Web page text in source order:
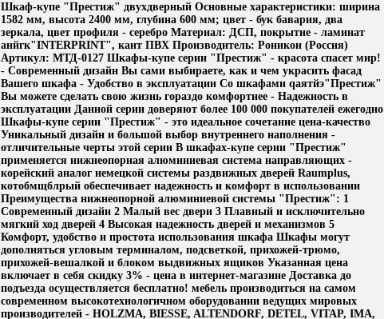
Шкаф-купе "Престиж" двухдверный Основные характеристики: ширина
1582 мм, высота 2400 мм, глубина 600 мм; цвет - бук бавария, два
зеркала, цвет профиля - серебро Материал: ДСП, покрытие - ламинат
анйгк"INTERPRINT", кант ПВХ Производитель: Роникон (Россия)
Артикул: МТД-0127 Шкафы-купе серии "Престиж" - красота спасет мир!
- Современный дизайн Вы сами выбираете, как и чем украсить фасад
Вашего шкафа - Удобство в эксплуатации Со шкафами qаятйэ"Престиж"
Вы можете сделать свою жизнь гораздо комфортнее - Надежность в
эксплуатации Данной серии доверяют более 100 000 покупателей ежегодно
Шкафы-купе серии "Престиж" - это идеальное сочетание цена-качество
Уникальный дизайн и большой выбор внутреннего наполнения -
отличительные черты этой серии В шкафах-купе серии "Престиж"
применяется нижнеопорная алюминиевая система направляющих -
корейский аналог немецкой системы раздвижных дверей Raumplus,
котобмщблрый обеспечивает надежность и комфорт в использовании
Преимущества нижнеопорной алюминиевой системы "Престиж": 1
Современный дизайн 2 Малый вес двери 3 Плавный и исключительно
мягкий ход дверей 4 Высокая надежность дверей и механизмов 5
Комфорт, удобство и простота использования шкафа Шкафы могут
дополняться угловым терминалом, подсветкой, прихожей-трюмо,
прихожей-вешалкой и блоком выдвижных ящиков Указанная цена
включает в себя скидку 3% - цена в интернет-магазине Доставка до
подъезда осуществляется бесплатно! мебель производиться на самом
современном высокотехнологичном оборудовании ведущих мировых
производителей - HOLZMA, BIESSE, ALTENDORF, DETEL, VITAP, IMA,